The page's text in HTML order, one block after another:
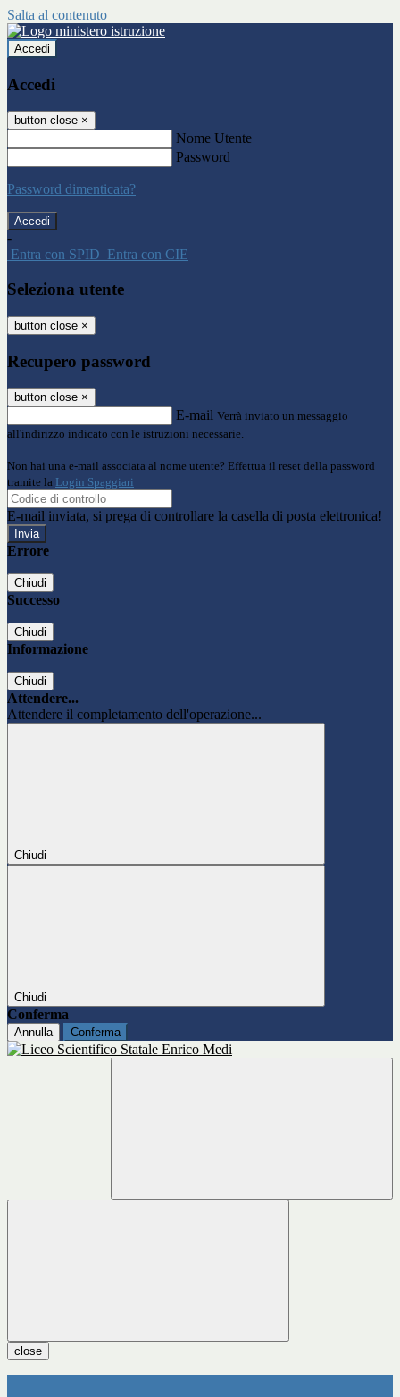
Salta al contenuto
Accedi
Accedi
button close ×
Nome Utente
Password
Password dimenticata?
-
Entra con SPID Entra con CIE
Seleziona utente
button close ×
Recupero password
button close ×
E-mail Verrà inviato un messaggio
all'indirizzo indicato con le istruzioni necessarie.
Non hai una e-mail associata al nome utente? Effettua il reset della password
tramite la Login Spaggiari
E-mail inviata, si prega di controllare la casella di posta elettronica!
Errore
Chiudi
Successo
Chiudi
Informazione
Chiudi
Attendere...
Attendere il completamento dell'operazione...
Chiudi
Chiudi
Conferma
Annulla Conferma
close